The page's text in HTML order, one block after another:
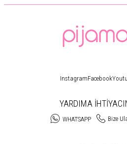
InstagramFacebook
YARDIMA
WHATSAPP Bize